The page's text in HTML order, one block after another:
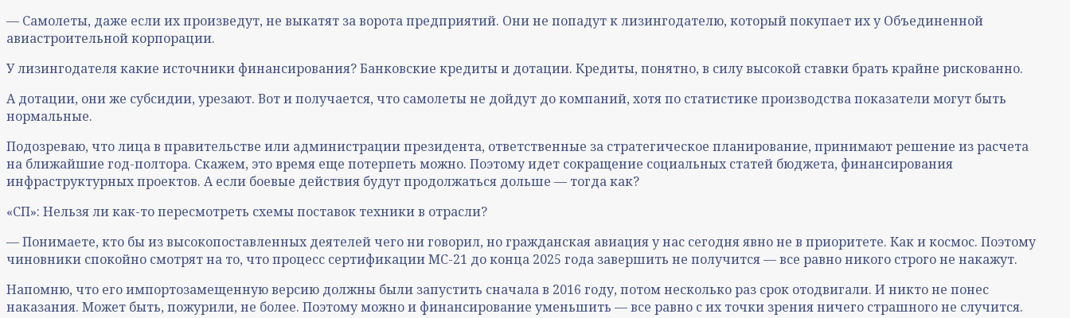
— Самолеты, даже если их произведут, не выкатят за ворота предприятий. Они не попадут к лизингодателю, который покупает их у Объединенной
авиастроительной корпорации.
У лизингодателя какие источники финансирования? Банковские кредиты и дотации. Кредиты, понятно, в силу высокой ставки брать крайне рискованно.
А дотации, они же субсидии, урезают. Вот и получается, что самолеты не дойдут до компаний, хотя по статистике производства показатели могут быть
нормальные.
Подозреваю, что лица в правительстве или администрации президента, ответственные за стратегическое планирование, принимают решение из расчета
на ближайшие год-полтора. Скажем, это время еще потерпеть можно. Поэтому идет сокращение социальных статей бюджета, финансирования
инфраструктурных проектов. А если боевые действия будут продолжаться дольше — тогда как?
«СП»: Нельзя ли как-то пересмотреть схемы поставок техники в отрасли?
— Понимаете, кто бы из высокопоставленных деятелей чего ни говорил, но гражданская авиация у нас сегодня явно не в приоритете. Как и космос. Поэтому
чиновники спокойно смотрят на то, что процесс сертификации МС-21 до конца 2025 года завершить не получится — все равно никого строго не накажут.
Напомню, что его импортозамещенную версию должны были запустить сначала в 2016 году, потом несколько раз срок отодвигали. И никто не понес
наказания. Может быть, пожурили, не более. Поэтому можно и финансирование уменьшить — все равно с их точки зрения ничего страшного не случится.